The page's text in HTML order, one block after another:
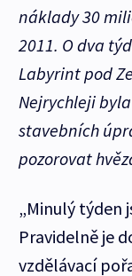
náklady 30
2011. O dva
Labyrint pod
Nejrychleji
stavebních
pozorovat
„Minulý týden
Pravidelně je
vzdělávací